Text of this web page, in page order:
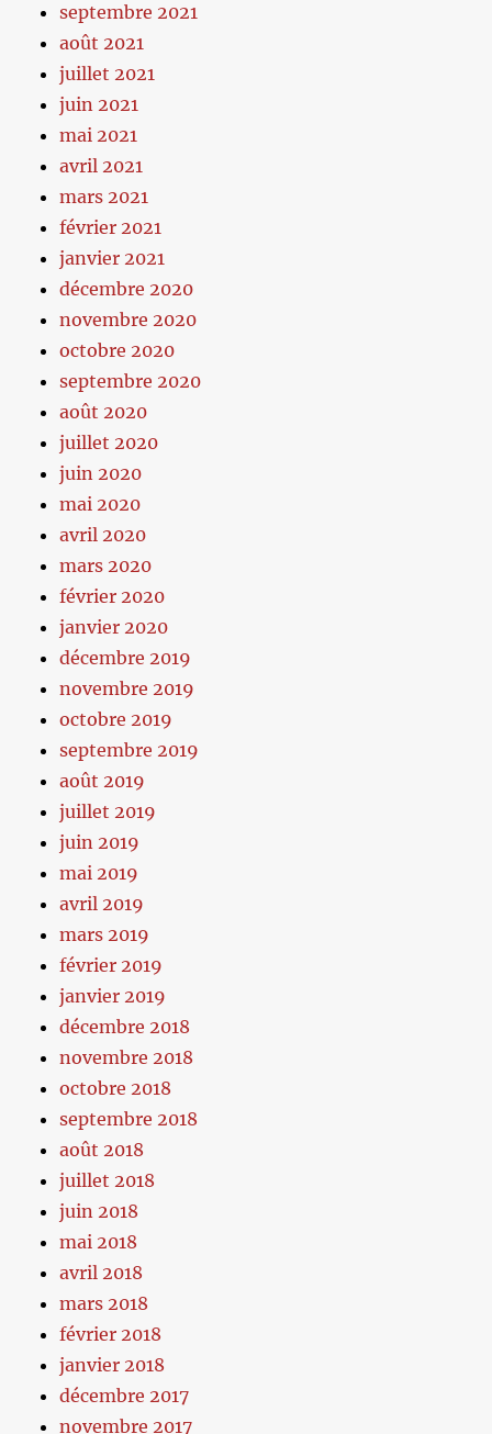
septembre 2021
août 2021
juillet 2021
juin 2021
mai 2021
avril 2021
mars 2021
février 2021
janvier 2021
décembre 2020
novembre 2020
octobre 2020
septembre 2020
août 2020
juillet 2020
juin 2020
mai 2020
avril 2020
mars 2020
février 2020
janvier 2020
décembre 2019
novembre 2019
octobre 2019
septembre 2019
août 2019
juillet 2019
juin 2019
mai 2019
avril 2019
mars 2019
février 2019
janvier 2019
décembre 2018
novembre 2018
octobre 2018
septembre 2018
août 2018
juillet 2018
juin 2018
mai 2018
avril 2018
mars 2018
février 2018
janvier 2018
décembre 2017
novembre 2017